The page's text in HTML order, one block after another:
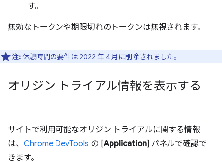
す。
無効なトークンや期限切れのトークンは無視されます。
注: 休憩時間の要件は 2022 年 4 月に削除されました。
オリジン トライアル情報を表示する
サイトで利用可能なオリジン トライアルに関する情報
は、 Chrome DevTools の [Application] パネルで確認で
きます。